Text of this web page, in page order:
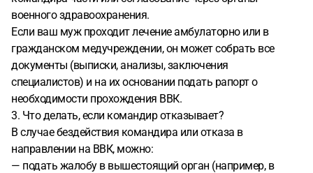
военного здравоохранения.
Если ваш муж проходит лечение амбулаторно или в
гражданском медучреждении, он может собрать все
документы (выписки, анализы, заключения
специалистов) и на их основании подать рапорт о
необходимости прохождения ВВК.
3. Что делать, если командир отказывает?
В случае бездействия командира или отказа в
направлении на ВВК, можно:
— подать жалобу в вышестоящий орган (например, в